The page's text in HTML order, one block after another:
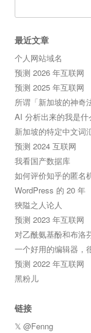
for:
最近文章
个人网站域名
预测 2026 年互联网
预测 2025 年互联网
所谓「新加坡的神奇
AI 分析出来的我是什
新加坡的特定中文词
预测 2024 互联网
我看国产数据库
如何评价知乎的匿名
WordPress 的 20 年
狹隘之人论人
预测 2023 年互联网
对乙酰氨基酚和布洛
一个好用的编辑器，
预测 2022 年互联网
黑粉儿
链接
𝕏 @Fenng